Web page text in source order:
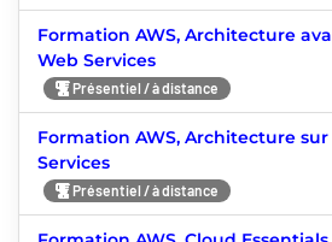
Formation AWS, Architecture
Web Services
Présentiel / à distance
Formation AWS, Architecture
Services
Présentiel / à distance